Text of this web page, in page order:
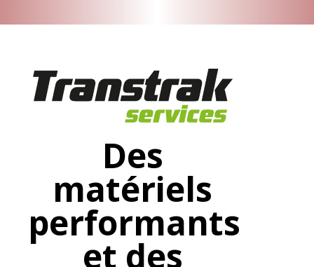
Des
matériels
performants
et des